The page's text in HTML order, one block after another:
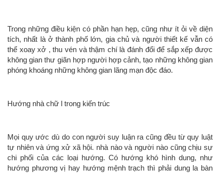
Trong những điều kiện có phần hạn hẹp, cũng như ít ỏi về diện
tích, nhất là ở thành phố lớn, gia chủ và người thiết kế vẫn có
thể xoay xở , thu vén và thậm chí là đánh đổi để sắp xếp được
không gian thư giãn hợp người hợp cảnh, tạo những không gian
phóng khoáng những không gian lãng mạn độc đáo.
Hướng nhà chữ l trong kiến trúc
Mọi quy ước dù do con người suy luận ra cũng đều từ quy luật
tự nhiên và ứng xử xã hội. nhà nào và người nào cũng chịu sự
chi phối của các loại hướng. Có hướng khó hình dung, như
hướng phương vị hay hướng mệnh trạch thì phải dung la bàn